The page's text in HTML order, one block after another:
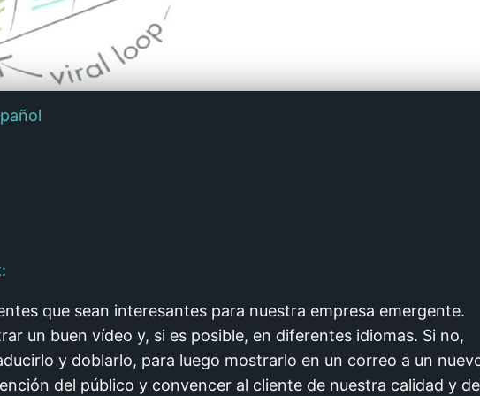
que sean interesantes para nuestra empresa emergente.
un buen vídeo y, si es posible, en diferentes idiomas. Si no,
y doblarlo, para luego mostrarlo en un correo a un
del público y convencer al cliente de nuestra calidad y